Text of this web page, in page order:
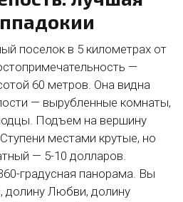
поселок в 5 километрах от
—
60 метров. Она видна
— вырубленные комнаты,
Подъем на вершину
местами крутые, но
— 5-10 долларов.
градусная панорама. Вы
долину Любви, долину